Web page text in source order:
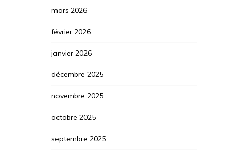
mars 2026
février 2026
janvier 2026
décembre 2025
novembre 2025
octobre 2025
septembre 2025